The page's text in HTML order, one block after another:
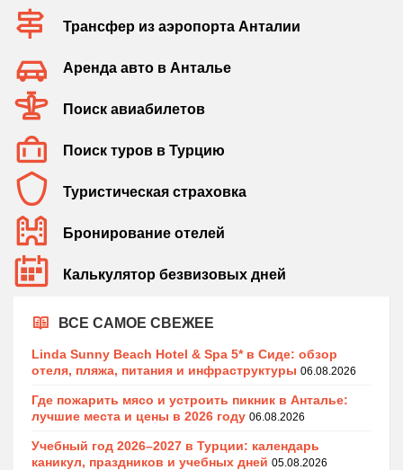
Трансфер из аэропорта Анталии
Аренда авто в Анталье
Поиск авиабилетов
Поиск туров в Турцию
Туристическая страховка
Бронирование отелей
Калькулятор безвизовых дней
ВСЕ САМОЕ СВЕЖЕЕ
Linda Sunny Beach Hotel & Spa 5* в Сиде: обзор
отеля, пляжа, питания и инфраструктуры 06.08.2026
Где пожарить мясо и устроить пикник в Анталье:
лучшие места и цены в 2026 году 06.08.2026
Учебный год 2026–2027 в Турции: календарь
каникул, праздников и учебных дней 05.08.2026